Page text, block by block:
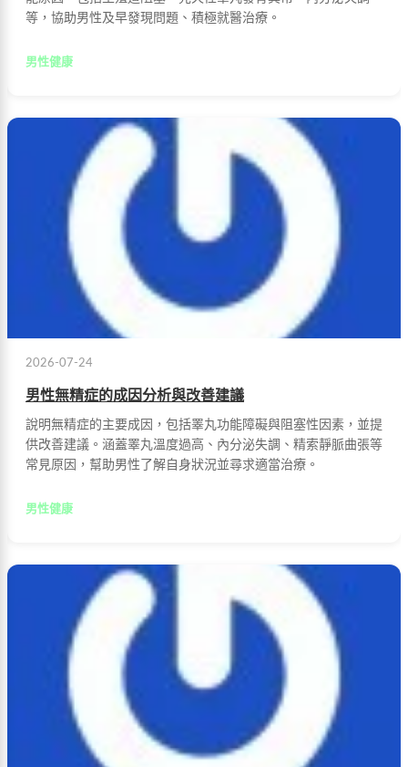
等，協助男性及早發現問題、積極就醫治療。
男性健康
2026-07-24
男性無精症的成因分析與改善建議
說明無精症的主要成因，包括睪丸功能障礙與阻塞性因素，並提
供改善建議。涵蓋睪丸溫度過高、內分泌失調、精索靜脈曲張等
常見原因，幫助男性了解自身狀況並尋求適當治療。
男性健康